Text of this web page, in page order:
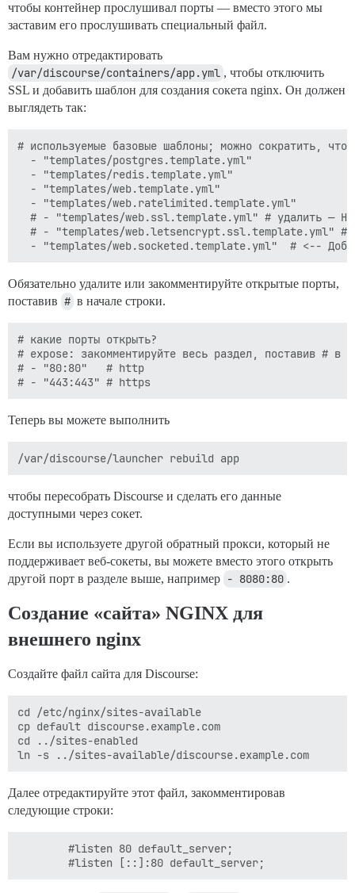
чтобы контейнер прослушивал порты — вместо этого мы
заставим его прослушивать специальный файл.
Вам нужно отредактировать
/var/discourse/containers/app.yml , чтобы отключить
SSL и добавить шаблон для создания сокета nginx. Он должен
выглядеть так:
# используемые базовые шаблоны; можно сократить,
  - "templates/postgres.template.yml"
  - "templates/redis.template.yml"
  - "templates/web.template.yml"
  - "templates/web.ratelimited.template.yml"
# - "templates/web.ssl.template.yml" # удалить —
# - "templates/web.letsencrypt.ssl.template.yml"
Обязательно удалите или закомментируйте открытые порты,
поставив # в начале строки.
# какие порты открыть?
# expose: закомментируйте весь раздел, поставив # в
# - "80:80"   # http
Теперь вы можете выполнить
чтобы пересобрать Discourse и сделать его данные
доступными через сокет.
Если вы используете другой обратный прокси, который не
поддерживает веб-сокеты, вы можете вместо этого открыть
другой порт в разделе выше, например - 8080:80 .
Создание «сайта» NGINX для
внешнего nginx
Создайте файл сайта для Discourse:
cd /etc/nginx/sites-available
cp default discourse.example.com
cd ../sites-enabled
Далее отредактируйте этот файл, закомментировав
следующие строки:
        #listen 80 default_server;